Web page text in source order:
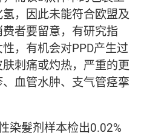
，因此未能符合欧盟及
者要留意，有研究指
，有机会对PPD产生过
刺痛或灼热，严重的更
血管水肿、支气管痉挛
染髮剂样本检出0.02%